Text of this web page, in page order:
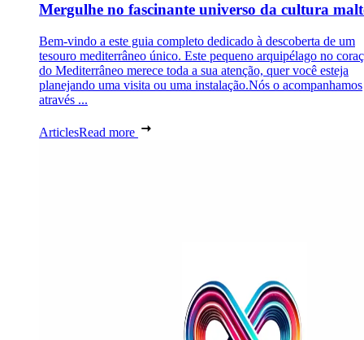
Mergulhe no fascinante universo da cultura
Bem-vindo a este guia completo dedicado à descoberta de um
tesouro mediterrâneo único. Este pequeno arquipélago no
do Mediterrâneo merece toda a sua atenção, quer você esteja
planejando uma visita ou uma instalação.Nós o acompanhamos
através ...
ArticlesRead more